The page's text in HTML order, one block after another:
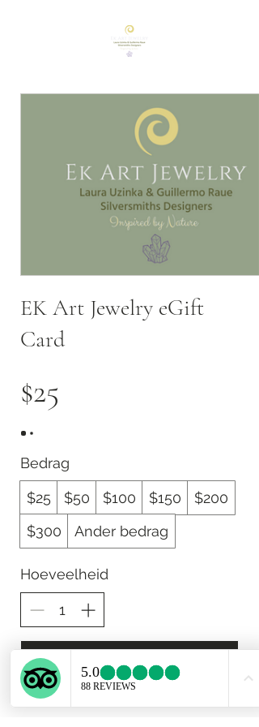
EK Art Jewelry eGift
Card
$25
Bedrag
$25 $50 $100 $150
$200
$300
Ander bedrag
Hoeveelheid